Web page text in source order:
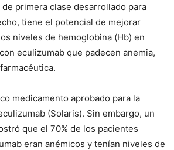
primera clase desarrollado para
tiene el potencial de mejorar
niveles de hemoglobina (Hb) en
eculizumab que padecen anemia,
medicamento aprobado para la
(Solaris). Sin embargo, un
que el 70% de los pacientes
eran anémicos y tenían niveles de